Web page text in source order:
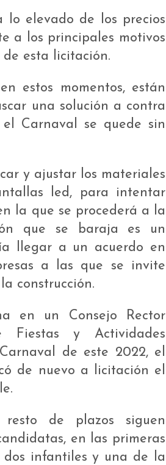
lo elevado de los precios
a los principales motivos
esta licitación.
estos momentos, están
una solución a contra
Carnaval se quede sin
y ajustar los materiales
led, para intentar
la que se procederá a la
que se baraja es un
llegar a un acuerdo en
a las que se invite
construcción.
en un Consejo Rector
Fiestas y Actividades
de este 2022, el
de nuevo a licitación el
de plazos siguen
en las primeras
dos infantiles y una de la